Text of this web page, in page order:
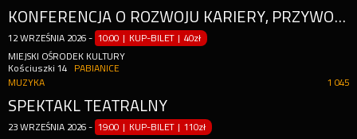
KONFERENCJA O ROZWOJU KARIERY, PRZYWÓDZTWIE, KOMUNIKACJI I KULTURZE PRACY
12 WRZEŚNIA 2026 - 10:00 | KUP-BILET |40zł
MIEJSKI OŚRODEK KULTURY
Kościuszki 14
PABIANICE
1 045
MUZYKA
SPEKTAKL TEATRALNY
23 WRZEŚNIA 2026 - 19:00 | KUP-BILET |110zł